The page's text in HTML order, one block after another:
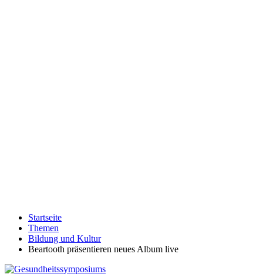
Startseite
Themen
Bildung und Kultur
Beartooth präsentieren neues Album live